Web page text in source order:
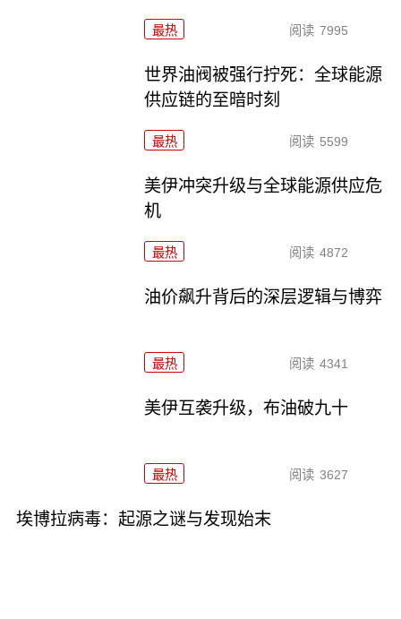
最热 阅读 7995
世界油阀被强行拧死：全球能源
供应链的至暗时刻
最热 阅读 5599
美伊冲突升级与全球能源供应危
机
最热 阅读 4872
油价飙升背后的深层逻辑与博弈
最热 阅读 4341
美伊互袭升级，布油破九十
最热 阅读 3627
埃博拉病毒：起源之谜与发现始末